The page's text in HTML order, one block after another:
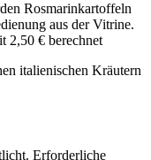
Rosmarinkartoffeln
aus der Vitrine.
2,50 € berechnet
italienischen Kräutern
Erforderliche